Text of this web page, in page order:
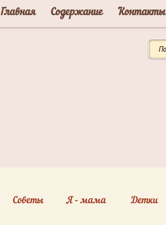
Главная Содержание Контакты
Советы Я - мама Детки